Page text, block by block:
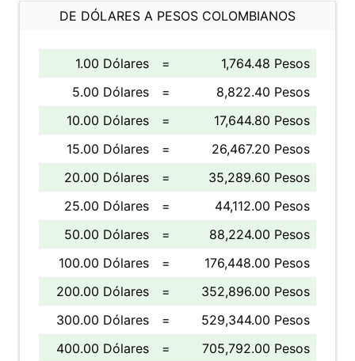
DE DÓLARES A PESOS COLOMBIANOS
1.00 Dólares =
1,764.48 Pesos
5.00 Dólares
=
8,822.40 Pesos
10.00 Dólares
=
17,644.80 Pesos
15.00 Dólares
=
26,467.20 Pesos
20.00 Dólares
=
35,289.60 Pesos
25.00 Dólares
=
44,112.00 Pesos
50.00 Dólares
=
88,224.00 Pesos
100.00 Dólares
=
176,448.00 Pesos
200.00 Dólares
=
352,896.00 Pesos
300.00 Dólares
=
529,344.00 Pesos
400.00 Dólares
=
705,792.00 Pesos